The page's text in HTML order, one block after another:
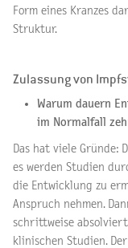
Form eines Kranzes
Struktur.
Zulassung von
Warum dauern
im Normalfall
Das hat viele Gründe:
es werden Studien
die Entwicklung zu
Anspruch nehmen.
schrittweise
klinischen Studien.